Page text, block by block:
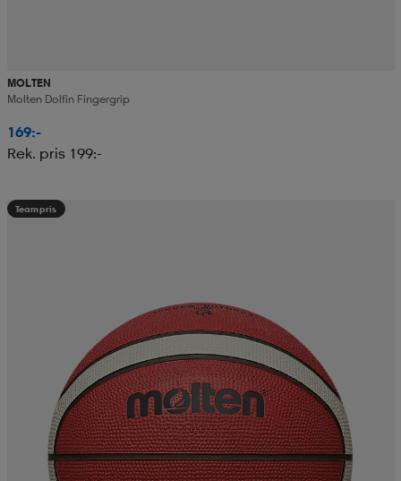
MOLTEN
Molten Dolfin Fingergrip
169:-
Rek. pris 199:-
Teampris